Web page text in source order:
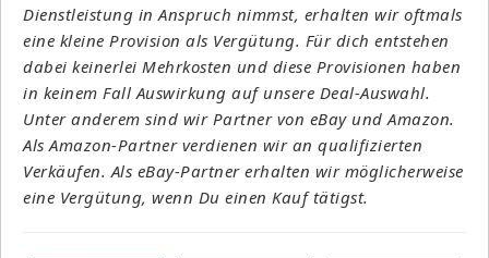
Dienstleistung in Anspruch nimmst, erhalten wir oftmals
eine kleine Provision als Vergütung. Für dich entstehen
dabei keinerlei Mehrkosten und diese Provisionen haben
in keinem Fall Auswirkung auf unsere Deal-Auswahl.
Unter anderem sind wir Partner von eBay und Amazon.
Als Amazon-Partner verdienen wir an qualifizierten
Verkäufen. Als eBay-Partner erhalten wir möglicherweise
eine Vergütung, wenn Du einen Kauf tätigst.